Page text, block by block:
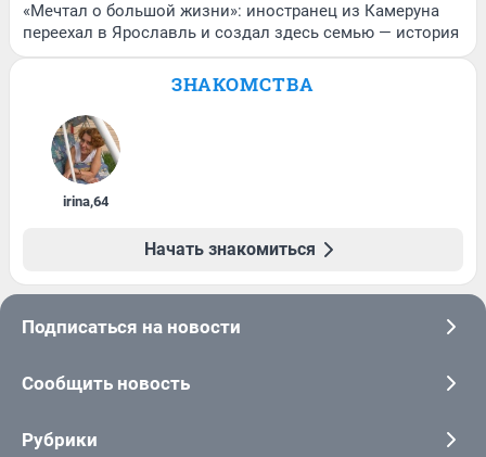
«Мечтал о большой жизни»: иностранец из Камеруна
переехал в Ярославль и создал здесь семью — история
ЗНАКОМСТВА
irina,64
Начать знакомиться
Подписаться на новости
Сообщить новость
Рубрики